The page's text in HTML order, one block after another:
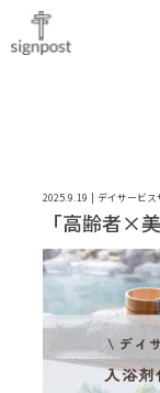
2025.9.19 デイサービス
「高齢者×